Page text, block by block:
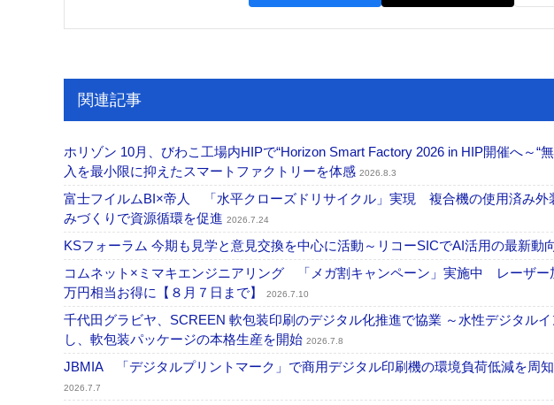
関連記事
ホリゾン 10月、びわこ工場内HIPで“Horizon Smart Factory 2026 in HIP開催へ～
入を最小限に抑えたスマートファクトリーを体感 2026.8.3
富士フイルムBI×帝人 「水平クローズドリサイクル」実現 複合機の使用済み外
みづくりで資源循環を促進 2026.7.24
KSフォーラム 今期も見学と意見交換を中心に活動～リコーSICでAI活用の最新動
コムネット×ミマキエンジニアリング 「メガ割キャンペーン」実施中 レーザー
万円相当お得に【８月７日まで】
2026.7.10
千代田グラビヤ、SCREEN 軟包装印刷のデジタル化推進で協業 ～水性デジタル
し、軟包装パッケージの本格生産を開始 2026.7.8
JBMIA 「デジタルプリントマーク」で商用デジタル印刷機の環境負荷低減を周
2026.7.7